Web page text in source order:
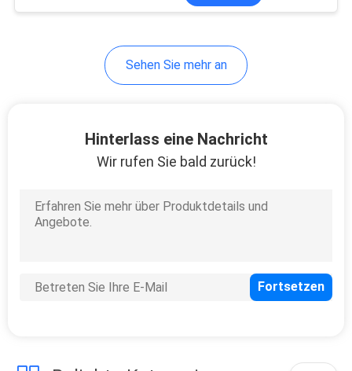
Hologramm-
Aufkleber
Vinylaufkleber
Sehen Sie mehr an
Hinterlass eine Nachricht
Wir rufen Sie bald zurück!